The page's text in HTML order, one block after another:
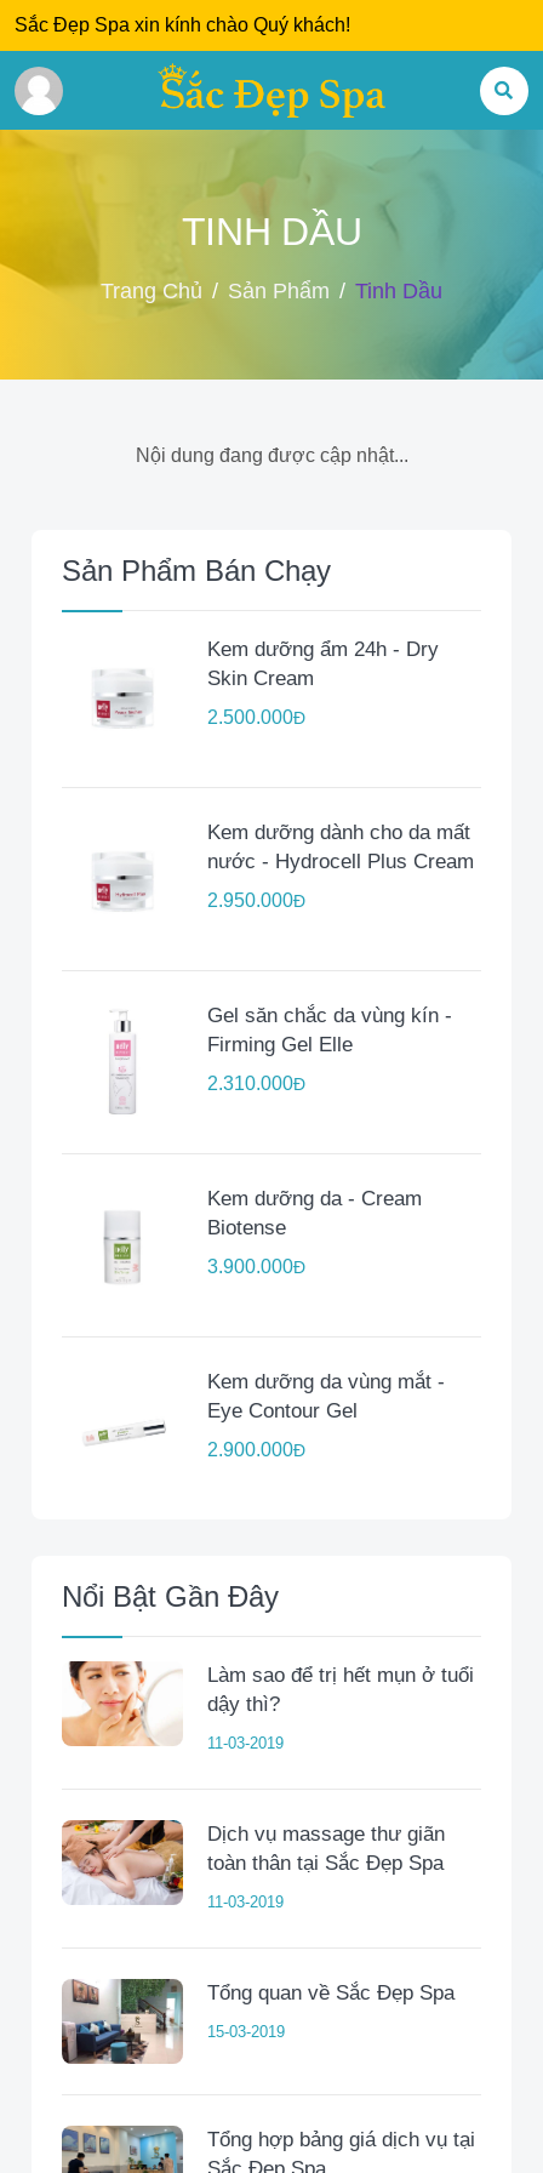
Sắc Đẹp Spa xin kính chào Quý khách!
TINH DẦU
Trang Chủ Sản Phẩm Tinh Dầu
Nội dung đang được cập nhật...
Sản Phẩm Bán Chạy
Kem dưỡng ẩm 24h - Dry
Skin Cream
2.500.000Đ
Kem dưỡng dành cho da mất
nước - Hydrocell Plus Cream
2.950.000Đ
Gel săn chắc da vùng kín -
Firming Gel Elle
2.310.000Đ
Kem dưỡng da - Cream
Biotense
3.900.000Đ
Kem dưỡng da vùng mắt -
Eye Contour Gel
2.900.000Đ
Nổi Bật Gần Đây
Làm sao để trị hết mụn ở tuổi
dậy thì?
11-03-2019
Dịch vụ massage thư giãn
toàn thân tại Sắc Đẹp Spa
11-03-2019
Tổng quan về Sắc Đẹp Spa
15-03-2019
Tổng hợp bảng giá dịch vụ tại